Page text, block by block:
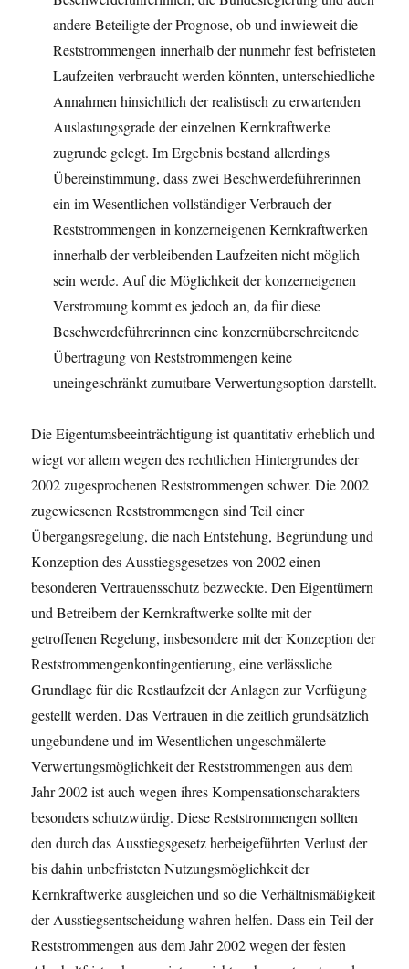
andere Beteiligte der Prognose, ob und inwieweit die
Reststrommengen innerhalb der nunmehr fest befristeten
Laufzeiten verbraucht werden könnten, unterschiedliche
Annahmen hinsichtlich der realistisch zu erwartenden
Auslastungsgrade der einzelnen Kernkraftwerke
zugrunde gelegt. Im Ergebnis bestand allerdings
Übereinstimmung, dass zwei Beschwerdeführerinnen
ein im Wesentlichen vollständiger Verbrauch der
Reststrommengen in konzerneigenen Kernkraftwerken
innerhalb der verbleibenden Laufzeiten nicht möglich
sein werde. Auf die Möglichkeit der konzerneigenen
Verstromung kommt es jedoch an, da für diese
Beschwerdeführerinnen eine konzernüberschreitende
Übertragung von Reststrommengen keine
uneingeschränkt zumutbare Verwertungsoption darstellt.
Die Eigentumsbeeinträchtigung ist quantitativ erheblich und
wiegt vor allem wegen des rechtlichen Hintergrundes der
2002 zugesprochenen Reststrommengen schwer. Die 2002
zugewiesenen Reststrommengen sind Teil einer
Übergangsregelung, die nach Entstehung, Begründung und
Konzeption des Ausstiegsgesetzes von 2002 einen
besonderen Vertrauensschutz bezweckte. Den Eigentümern
und Betreibern der Kernkraftwerke sollte mit der
getroffenen Regelung, insbesondere mit der Konzeption der
Reststrommengenkontingentierung, eine verlässliche
Grundlage für die Restlaufzeit der Anlagen zur Verfügung
gestellt werden. Das Vertrauen in die zeitlich grundsätzlich
ungebundene und im Wesentlichen ungeschmälerte
Verwertungsmöglichkeit der Reststrommengen aus dem
Jahr 2002 ist auch wegen ihres Kompensationscharakters
besonders schutzwürdig. Diese Reststrommengen sollten
den durch das Ausstiegsgesetz herbeigeführten Verlust der
bis dahin unbefristeten Nutzungsmöglichkeit der
Kernkraftwerke ausgleichen und so die Verhältnismäßigkeit
der Ausstiegsentscheidung wahren helfen. Dass ein Teil der
Reststrommengen aus dem Jahr 2002 wegen der festen